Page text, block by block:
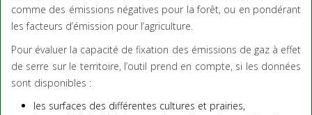
comme des émissions négatives pour la forêt, ou en pondérant
les facteurs d’émission pour l’agriculture.
Pour évaluer la capacité de fixation des émissions de gaz à effet
de serre sur le territoire, l’outil prend en compte, si les données
sont disponibles :
les surfaces des différentes cultures et prairies,